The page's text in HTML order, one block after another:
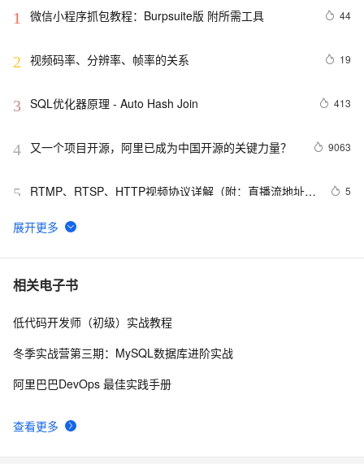
1 微信小程序抓包教程：Burpsuite版 附所需工具 44
2 视频码率、分辨率、帧率的关系 19
3 SQL优化器原理 - Auto Hash Join 413
4 又一个项目开源，阿里已成为中国开源的关键力量？ 9063
5
RTMP、RTSP、HTTP视频协议详解（附：直播流地址、
5
6 谷歌CEO皮查伊：对重返中国持开放态度
7 C语言项目参考解答：全正整数后再计算
8 俗人解读 三维渲染 的工作过程
著录
相关电子书
查看更多
低代码开发师（初级）实战教程
冬季实战营第三期：MySQL数据库进阶实战
阿里巴巴DevOps 最佳实践手册